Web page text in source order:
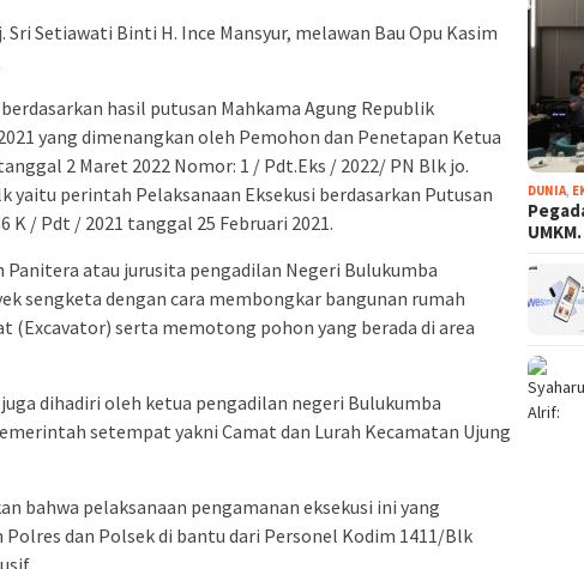
Sri Setiawati Binti H. Ince Mansyur, melawan Bau Opu Kasim
hasil putusan Mahkama Agung Republik
yang dimenangkan oleh Pemohon dan Penetapan Ketua
2 Maret 2022 Nomor: 1 / Pdt.Eks / 2022/ PN Blk jo.
yaitu perintah Pelaksanaan Eksekusi berdasarkan Putusan
K / Pdt / 2021 tanggal 25 Februari 2021.
Panitera atau jurusita pengadilan Negeri Bulukumba
sengketa dengan cara membongkar bangunan rumah
(Excavator) serta memotong pohon yang berada di area
dihadiri oleh ketua pengadilan negeri Bulukumba
setempat yakni Camat dan Lurah Kecamatan Ujung
bahwa pelaksanaan pengamanan eksekusi ini yang
dan Polsek di bantu dari Personel Kodim 1411/Blk
DUNIA,